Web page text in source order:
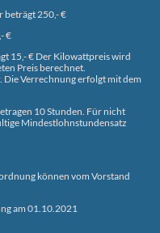
beträgt 250,- €
€
15,- € Der Kilowattpreis wird
Preis berechnet.
Verrechnung erfolgt mit dem
10 Stunden. Für nicht
Mindestlohnstundensatz
können vom Vorstand
am 01.10.2021